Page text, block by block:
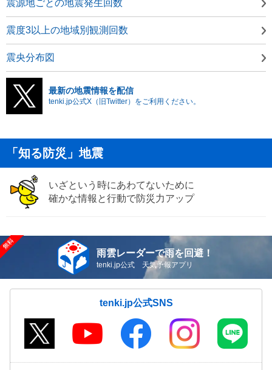
震源地ごとの地震発生回数
震度3以上の地域別観測回数
震央分布図
最新の地震情報を配信
tenki.jp公式X（旧Twitter）をご利用ください。
「知る防災」地震
いざという時にあわてないために
確かな情報と行動で防災力アップ
雨雲レーダーで雨を回避！
tenki.jp公式 天気予報アプリ
tenki.jp公式SNS